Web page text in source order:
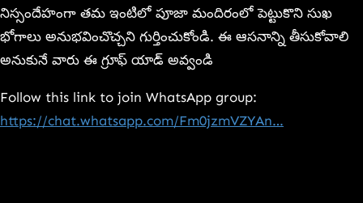
నిస్సందేహంగా తమ ఇంటిలో పూజా మందిరంలో పెట్టుకొని సుఖ
భోగాలు అనుభవించొచ్చని గుర్తించుకోండి. ఈ ఆసనాన్ని తీసుకోవాలి
అనుకునే వారు ఈ గ్రూఫ్ యాడ్ అవ్వండి
Follow this link to join WhatsApp group:
https://chat.whatsapp.com/Fm0jzmVZYAn…